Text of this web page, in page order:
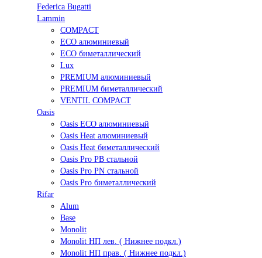
Federica Bugatti
Lammin
COMPACT
ECO алюминиевый
ECO биметаллический
Lux
PREMIUM алюминиевый
PREMIUM биметаллический
VENTIL COMPACT
Oasis
Oasis ECO алюминиевый
Oasis Heat алюминиевый
Oasis Heat биметаллический
Oasis Pro PB стальной
Oasis Pro PN стальной
Oasis Pro биметаллический
Rifar
Alum
Base
Monolit
Monolit НП лев. ( Нижнее подкл.)
Monolit НП прав. ( Нижнее подкл.)